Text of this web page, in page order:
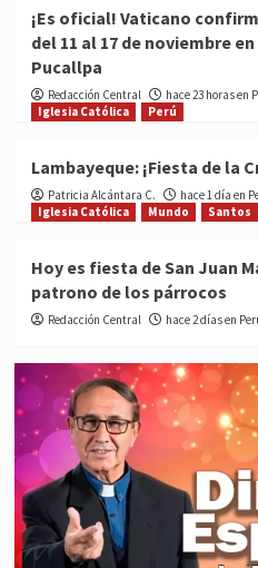
¡Es oficial! Vaticano
del 11 al 17 de noviembre
Pucallpa
Redacción Central
hace 23 horas en
Iglesia Católica
Perú
Lambayeque: ¡Fiesta de la
Patricia Alcántara C.
hace 1 día en
Iglesia Católica
Mundo Santos
Hoy es fiesta de San Juan
patrono de los párrocos
Redacción Central hace 2 días en